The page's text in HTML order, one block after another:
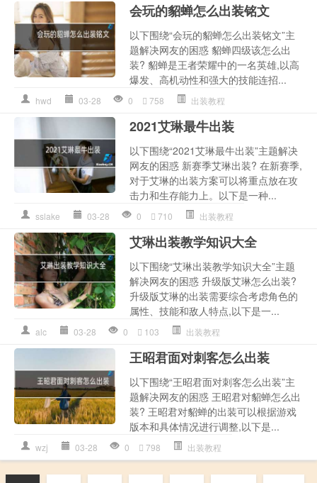
会玩的貂蝉怎么出装铭文
以下围绕“会玩的貂蝉怎么出装铭文”主
题解决网友的困惑 貂蝉四级该怎么出
装? 貂蝉是王者荣耀中的一名英雄,以高
爆发、高机动性和强大的技能连招...
hwd 03-28 0 758 出装教程
2021艾琳最牛出装
以下围绕“2021艾琳最牛出装”主题解决
网友的困惑 新赛季艾琳出装? 在新赛季,
对于艾琳的出装方案可以将重点放在攻
击力和生存能力上。以下是一种...
sslake 03-28 0 710 出装教程
艾琳出装教学知识大全
以下围绕“艾琳出装教学知识大全”主题
解决网友的困惑 升级版艾琳怎么出装?
升级版艾琳的出装需要综合考虑角色的
属性、技能和敌人特点,以下是一...
alc 03-28 0 103 出装教程
王昭君面对刺客怎么出装
以下围绕“王昭君面对刺客怎么出装”主
题解决网友的困惑 王昭君对貂蝉怎么出
装? 王昭君对貂蝉的出装可以根据游戏
版本和具体情况进行调整,以下是...
wzj 03-28 0 798 出装教程